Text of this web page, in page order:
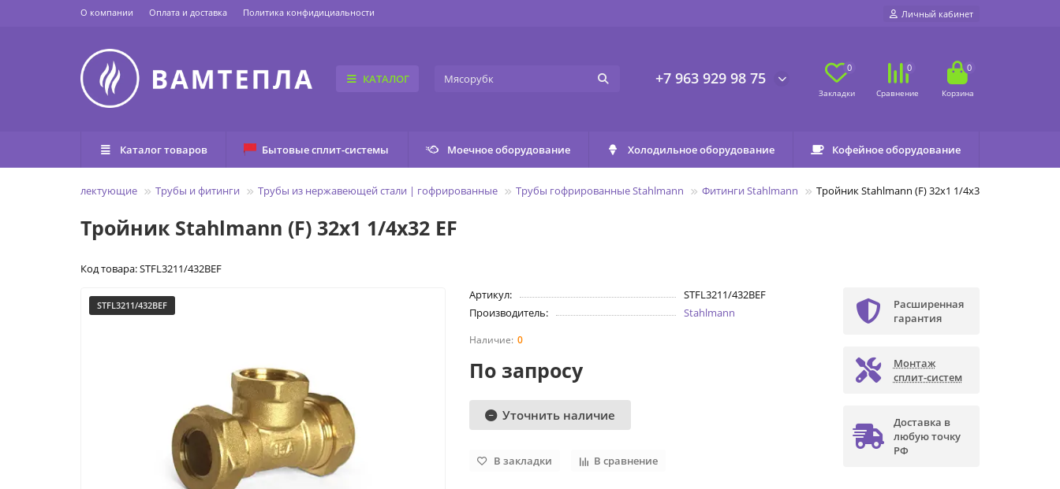
О компании Оплата и доставка Политика конфидициальности Личный кабинет
КАТАЛОГ +7 963 929 98 75
0 0 0
Каталог товаров Бытовые сплит-системы Моечное оборудование Холодильное оборудование Кофейное оборудование
Трубы и комплектующие Трубы и фитинги Трубы из нержавеющей стали | гофрированные Трубы гофрированные Stahlmann Фитинги Stahlmann Тройник Stahlmann (F) 32х1 1/4х32 EF
Тройник Stahlmann (F) 32х1 1/4х32 EF
Код товара: STFL3211/432BEF
STFL3211/432BEF
Артикул:
STFL3211/432BEF
Производитель:
Stahlmann
0
По запросу
Уточнить наличие
В закладки В сравнение
Расширенная
гарантия
Монтаж
сплит-систем
Доставка в
любую точку
РФ